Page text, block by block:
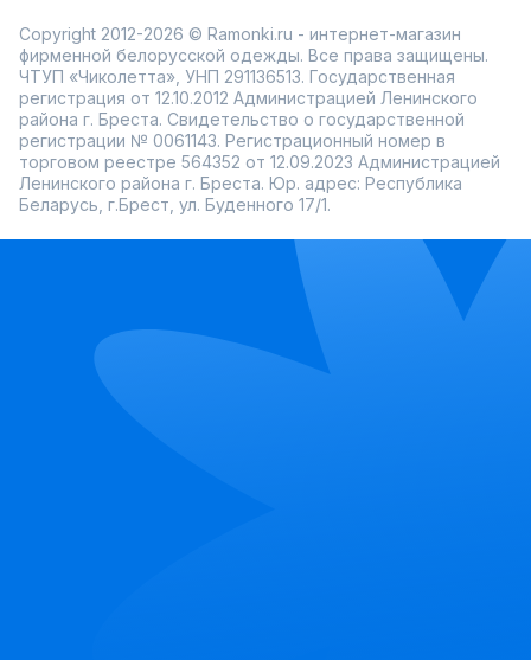
Copyright 2012-2026 © Ramonki.ru - интернет-магазин
фирменной белорусской одежды. Все права защищены.
ЧТУП «Чиколетта», УНП 291136513. Государственная
регистрация от 12.10.2012 Администрацией Ленинского
района г. Бреста. Свидетельство о государственной
регистрации № 0061143. Регистрационный номер в
торговом реестре 564352 от 12.09.2023 Администрацией
Ленинского района г. Бреста. Юр. адрес: Республика
Беларусь, г.Брест, ул. Буденного 17/1.